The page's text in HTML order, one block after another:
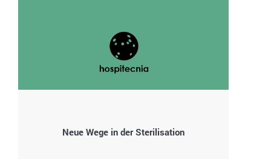
Neue Wege in der Sterilisation